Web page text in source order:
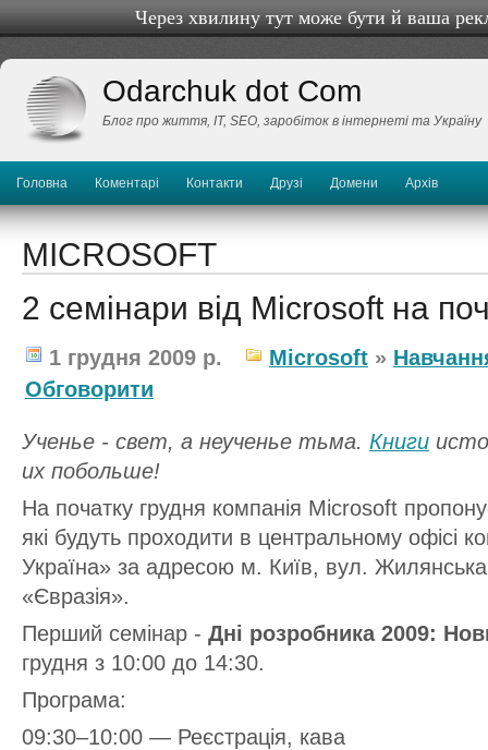
Через хвилину тут може бути й ваша
Odarchuk dot Com
Блог про життя, IТ, SEO, заробіток в інтернеті та Україну
Головна Коментарі Контакти Друзі Домени Архів
MICROSOFT
2 семінари від Microsoft на
1 грудня 2009 р. Microsoft »
Обговорити
Ученье - свет, а неученье тьма. Книги
их побольше!
На початку грудня компанія Microsoft
які будуть проходити в центральному офісі
Україна» за адресою м. Київ, вул. Жилянська
«Євразія».
Перший семінар - Дні розробника 2009:
грудня з 10:00 до 14:30.
Програма:
09:30–10:00 — Реєстрація, кава